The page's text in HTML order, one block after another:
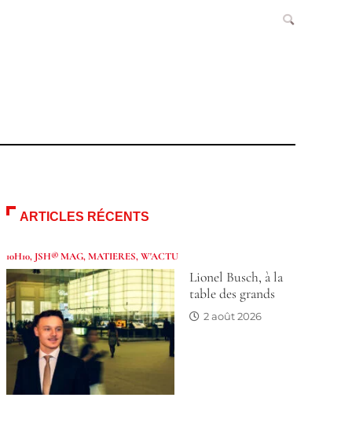
ARTICLES RÉCENTS
10H10, JSH® MAG,MATIERES,W'ACTU
Lionel Busch, à la
table des grands
2 août 2026